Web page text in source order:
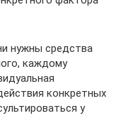
нужны средства
каждому
конкретных
у